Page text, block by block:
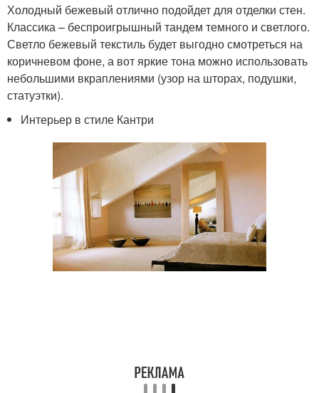
Холодный бежевый отлично подойдет для отделки стен.
Классика – беспроигрышный тандем темного и светлого.
Светло бежевый текстиль будет выгодно смотреться на
коричневом фоне, а вот яркие тона можно использовать
небольшими вкраплениями (узор на шторах, подушки,
статуэтки).
Интерьер в стиле Кантри